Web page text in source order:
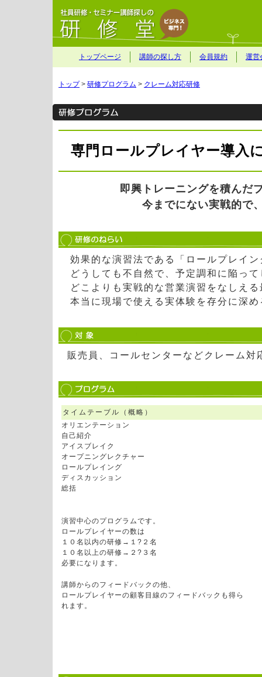
トップページ 講師の探し方 会員規約 運営
トップ> 研修プログラム > クレーム対応研修
専門ロールプレイヤー導入
即興トレーニングを積んだ
今までにない実戦的で
効果的な演習法である「ロールプレイ
どうしても不自然で、予定調和に陥っ
どこよりも実戦的な営業演習をなしえ
本当に現場で使える実体験を存分に深
販売員、コールセンターなどクレーム対
タイムテーブル（概略）
オリエンテーション
自己紹介
アイスブレイク
オープニングレクチャー
ロールプレイング
ディスカッション
総括
演習中心のプログラムです。
ロールプレイヤーの数は
１０名以内の研修→１?２名
１０名以上の研修→２?３名
必要になります。
講師からのフィードバックの他、
ロールプレイヤーの顧客目線のフィードバックも得ら
れます。